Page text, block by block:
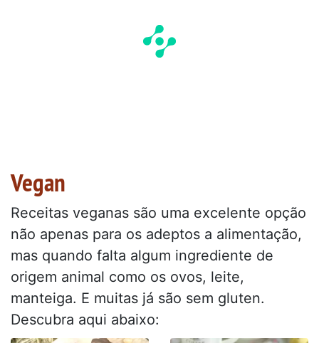
Vegan
Receitas veganas são uma excelente opção
não apenas para os adeptos a alimentação,
mas quando falta algum ingrediente de
origem animal como os ovos, leite,
manteiga. E muitas já são sem gluten.
Descubra aqui abaixo: